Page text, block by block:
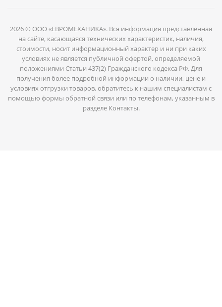
2026 © ООО «ЕВРОМЕХАНИКА». Вся информация представленная
на сайте, касающаяся технических характеристик, наличия,
стоимости, носит информационный характер и ни при каких
условиях не является публичной офертой, определяемой
положениями Статьи 437(2) Гражданского кодекса РФ. Для
получения более подробной информации о наличии, цене и
условиях отгрузки товаров, обратитесь к нашим специалистам с
помощью формы обратной связи или по телефонам, указанным в
разделе Контакты.